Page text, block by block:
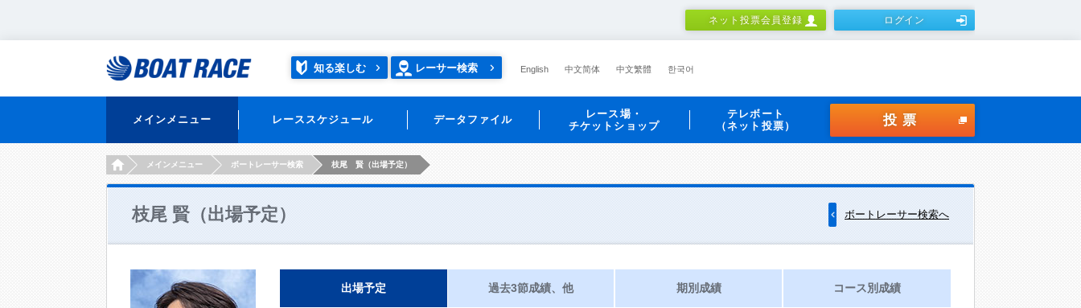
ネット投票会員登録 ログイン
知る楽しむ レーサー検索 English 中文简体 中文繁體 한국어
メインメニュー レーススケジュール データファイル
レース場・
チケットショップ
テレボート
（ネット投票）
投票
HOMEメインメニュー ボートレーサー検索 枝尾 賢（出場予定）
枝尾 賢（出場予定） ボートレーサー検索へ
出場予定 過去3節成績、他 期別成績 コース別成績